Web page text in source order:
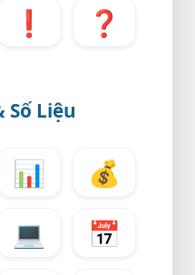
❗ ❓
Số Liệu
📊
💰
💻
📅